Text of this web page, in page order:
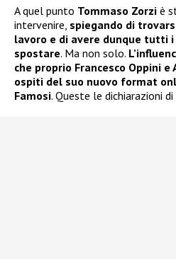
A quel punto Tommaso Zorzi è
intervenire, spiegando di
lavoro e di avere dunque tutti
spostare. Ma non solo.
che proprio Francesco Oppini
ospiti del suo nuovo format
Famosi. Queste le dichiarazioni di